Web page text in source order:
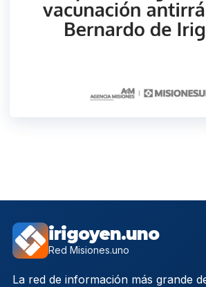
irigoyen.uno
Red Misiones.uno
La red de información más grande